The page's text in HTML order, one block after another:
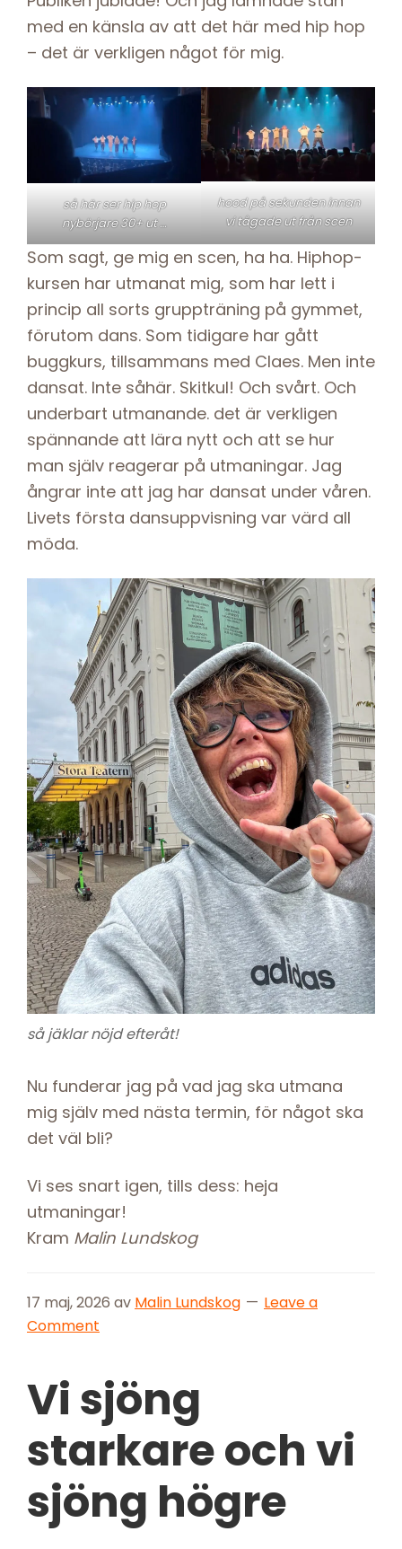
med en känsla av att det här med hip hop
– det är verkligen något för mig.
så här ser hip hop
nybörjare 30+ ut …
hood på sekunden innan
vi tågade ut från scen
Som sagt, ge mig en scen, ha ha. Hiphop-
kursen har utmanat mig, som har lett i
princip all sorts gruppträning på gymmet,
förutom dans. Som tidigare har gått
buggkurs, tillsammans med Claes. Men inte
dansat. Inte såhär. Skitkul! Och svårt. Och
underbart utmanande. det är verkligen
spännande att lära nytt och att se hur
man själv reagerar på utmaningar. Jag
ångrar inte att jag har dansat under våren.
Livets första dansuppvisning var värd all
möda.
så jäklar nöjd efteråt!
Nu funderar jag på vad jag ska utmana
mig själv med nästa termin, för något ska
det väl bli?
Vi ses snart igen, tills dess: heja
utmaningar!
Kram Malin Lundskog
17 maj, 2026 av Malin Lundskog
Leave a
Comment
Vi sjöng
starkare och vi
sjöng högre